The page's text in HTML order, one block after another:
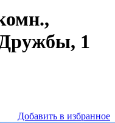
1
Добавить в избранное